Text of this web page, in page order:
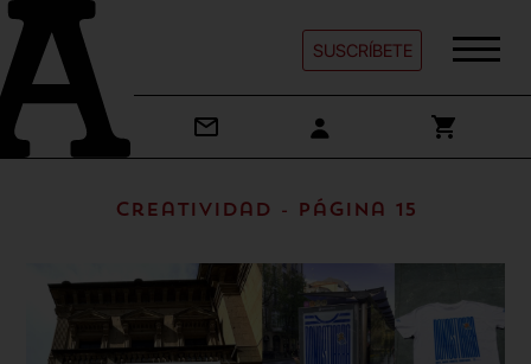
SUSCRÍBETE
Creatividad - Página 15